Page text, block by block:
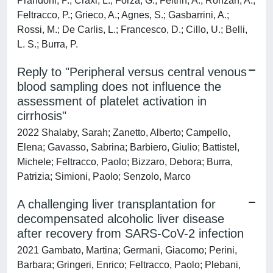
Feltracco, P.; Grieco, A.; Agnes, S.; Gasbarrini, A.;
Rossi, M.; De Carlis, L.; Francesco, D.; Cillo, U.; Belli,
L. S.; Burra, P.
Reply to "Peripheral versus central venous
blood sampling does not influence the
assessment of platelet activation in
cirrhosis"
2022 Shalaby, Sarah; Zanetto, Alberto; Campello,
Elena; Gavasso, Sabrina; Barbiero, Giulio; Battistel,
Michele; Feltracco, Paolo; Bizzaro, Debora; Burra,
Patrizia; Simioni, Paolo; Senzolo, Marco
A challenging liver transplantation for
decompensated alcoholic liver disease
after recovery from SARS-CoV-2 infection
2021 Gambato, Martina; Germani, Giacomo; Perini,
Barbara; Gringeri, Enrico; Feltracco, Paolo; Plebani,